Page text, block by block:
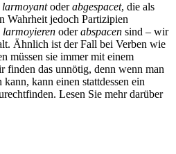
larmoyantoderabgespacet, die als
Wahrheit jedoch Partizipien
larmoyieren oderabspacen sind – wir
Ähnlich ist der Fall bei Verben wie
müssen sie immer mit einem
finden das unnötig, denn wenn man
kann einen stattdessen ein
Lesen Sie mehr darüber